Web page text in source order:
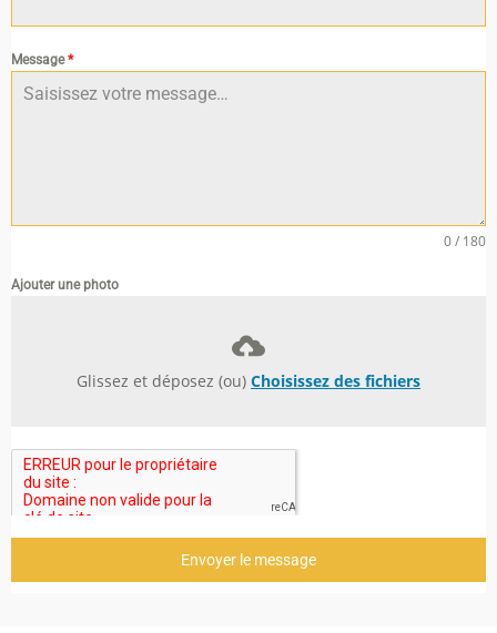
Message*
0 / 180
Ajouter une photo
Glissez et déposez (ou) Choisissez des fichiers
Envoyer le message